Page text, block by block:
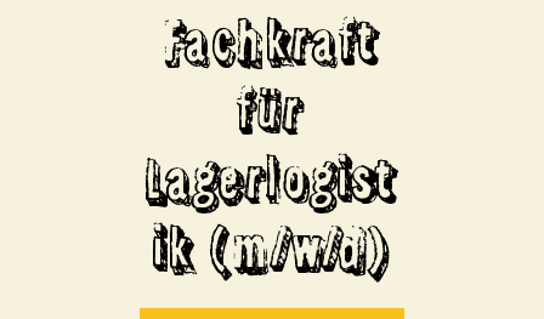
Fachkraft
für
Lagerlogist
ik (m/w/d)